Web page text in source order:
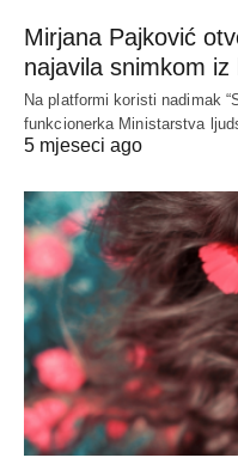
Mirjana Pajković
najavila snimkom iz
Na platformi koristi nadimak
funkcionerka Ministarstva
5 mjeseci ago